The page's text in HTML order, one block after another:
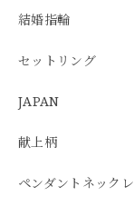
結婚指輪
セットリング
JAPAN
献上柄
ペンダントネック